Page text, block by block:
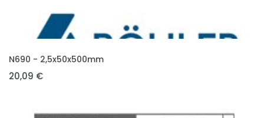
VLOŽIT DO KOŠÍKU
N690 - 2,5x50x500mm
20,09 €